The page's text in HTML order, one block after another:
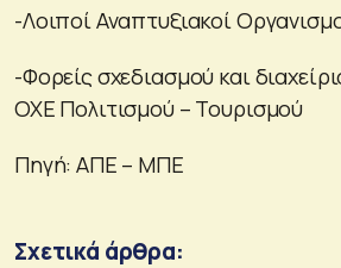
-Λοιποί Αναπτυξιακοί
-Φορείς σχεδιασμού και
ΟΧΕ Πολιτισμού – Τουρισμού
Πηγή: ΑΠΕ – ΜΠΕ
Σχετικά άρθρα: